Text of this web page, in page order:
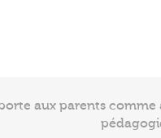
aux parents